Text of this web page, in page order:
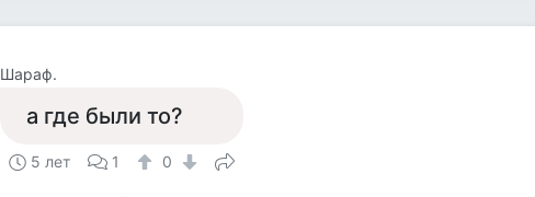
Шараф.
а где были то?
5 лет 1 0